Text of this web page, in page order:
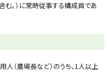
。）に常時従事する構成員であ
（農場長など）のうち、1人以上